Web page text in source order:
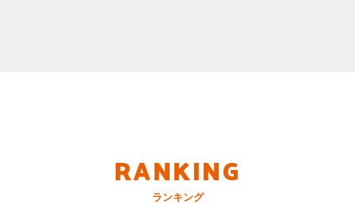
RANKING
ランキング